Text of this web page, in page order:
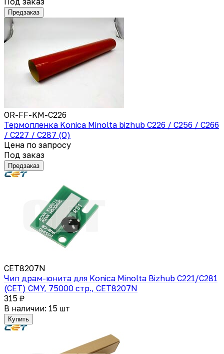
Предзаказ
OR-FF-KM-C226
Термопленка Konica Minolta bizhub C226 / C256 / C266
/ C227 / C287 (O)
Цена по запросу
Под заказ
Предзаказ
CET8207N
Чип драм-юнита для Konica Minolta Bizhub C221/C281
(CET) CMY, 75000 стр., CET8207N
315 ₽
В наличии: 15 шт
Купить